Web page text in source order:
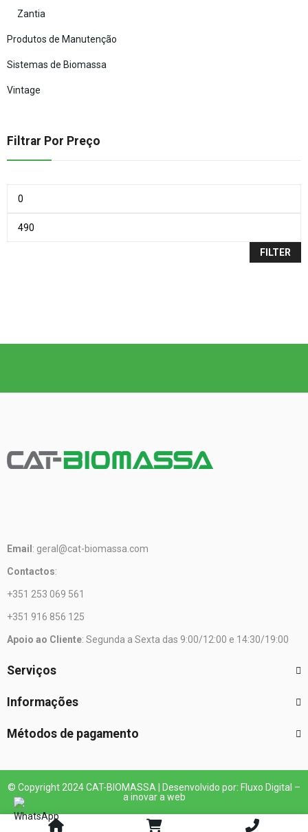
Zantia
Produtos de Manutenção
Sistemas de Biomassa
Vintage
Filtrar Por Preço
FILTER
Email : geral@cat-biomassa.com
Contactos:
+351 253 069 561
+351 916 856 125
Apoio ao Cliente: Segunda a Sexta das 9:00/12:00 e 14:30/19:00
Serviços
Informações
Métodos de pagamento
© Copyright 2024 CAT-BIOMASSA | Desenvolvido por: Fluxo Digital –
a inovar a web